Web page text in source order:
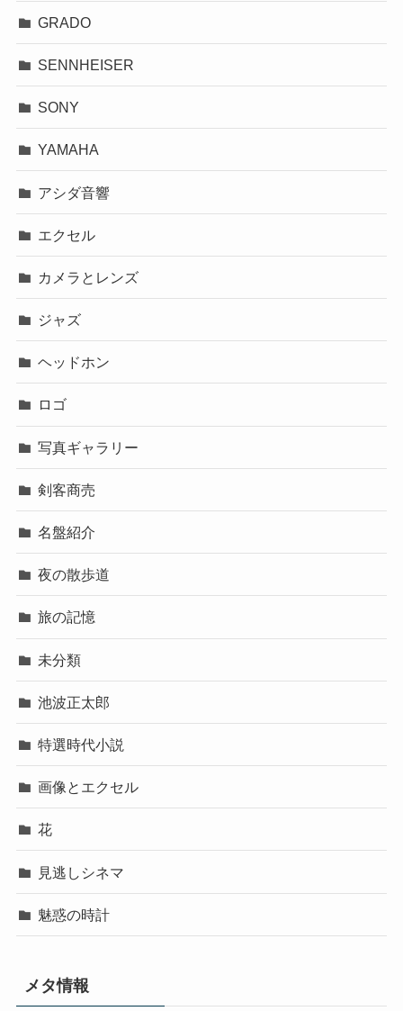
GRADO
SENNHEISER
SONY
YAMAHA
アシダ音響
エクセル
カメラとレンズ
ジャズ
ヘッドホン
ロゴ
写真ギャラリー
剣客商売
名盤紹介
夜の散歩道
旅の記憶
未分類
池波正太郎
特選時代小説
画像とエクセル
花
見逃しシネマ
魅惑の時計
メタ情報